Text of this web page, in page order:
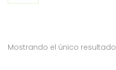
Mostrando el único resultado